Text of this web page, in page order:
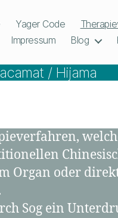
Yager Code
Impressum Blog
/ Hijama
Organ oder
Sog ein